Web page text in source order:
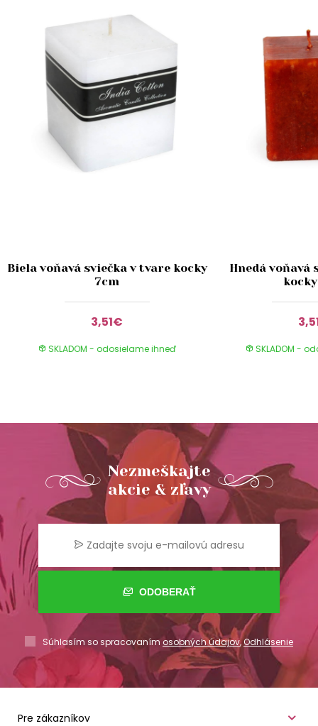
Biela voňavá sviečka v tvare kocky
7cm
3,51€
SKLADOM - odosielame ihneď
Hnedá voňavá
SKLADOM -
Nezmeškajte
akcie & zľavy
ODOBERAŤ
Súhlasím so spracovaním osobných údajov,Odhlásenie
Pre zákazníkov